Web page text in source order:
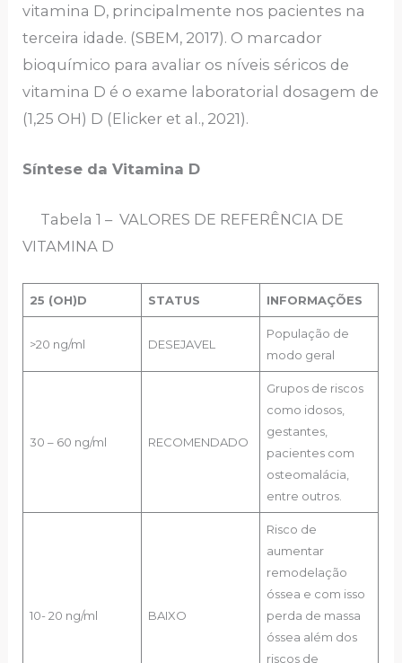
vitamina D, principalmente nos pacientes na
terceira idade. (SBEM, 2017). O marcador
bioquímico para avaliar os níveis séricos de
vitamina D é o exame laboratorial dosagem de
(1,25 OH) D (Elicker et al., 2021).
Síntese da Vitamina D
Tabela 1 – VALORES DE REFERÊNCIA DE
VITAMINA D
25 (OH)D STATUS INFORMAÇÕES
>20 ng/ml DESEJAVEL
População de
modo geral
30 – 60 ng/ml RECOMENDADO
Grupos de riscos
como idosos,
gestantes,
pacientes com
osteomalácia,
entre outros.
10- 20 ng/ml BAIXO
Risco de
aumentar
remodelação
óssea e com isso
perda de massa
óssea além dos
riscos de